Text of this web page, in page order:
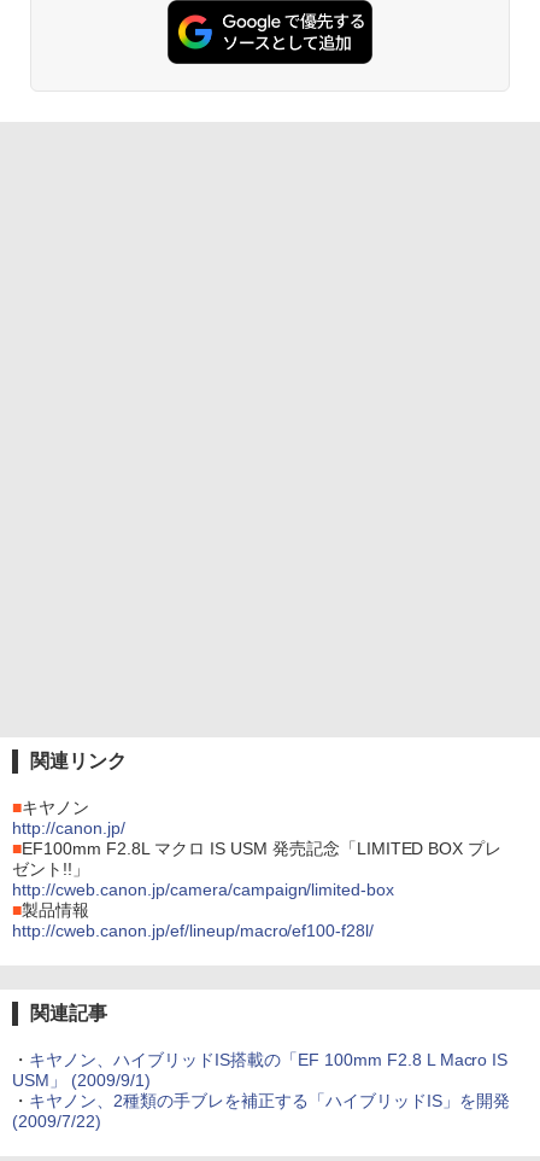
関連リンク
■キヤノン
http://canon.jp/
■EF100mm F2.8L マクロ IS USM 発売記念「LIMITED BOX プレ
ゼント!!」
http://cweb.canon.jp/camera/campaign/limited-box
■製品情報
http://cweb.canon.jp/ef/lineup/macro/ef100-f28l/
関連記事
・ キヤノン、ハイブリッドIS搭載の「EF 100mm F2.8 L Macro IS
USM」 (2009/9/1)
・ キヤノン、2種類の手ブレを補正する「ハイブリッドIS」を開発
(2009/7/22)